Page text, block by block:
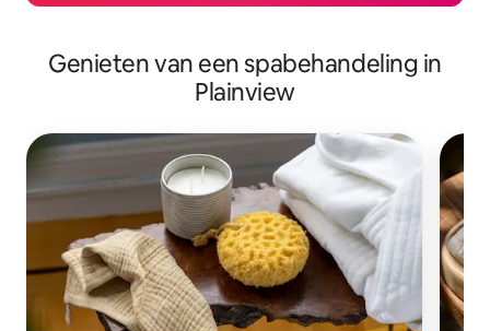
Genieten van een spabehandeling in
Plainview